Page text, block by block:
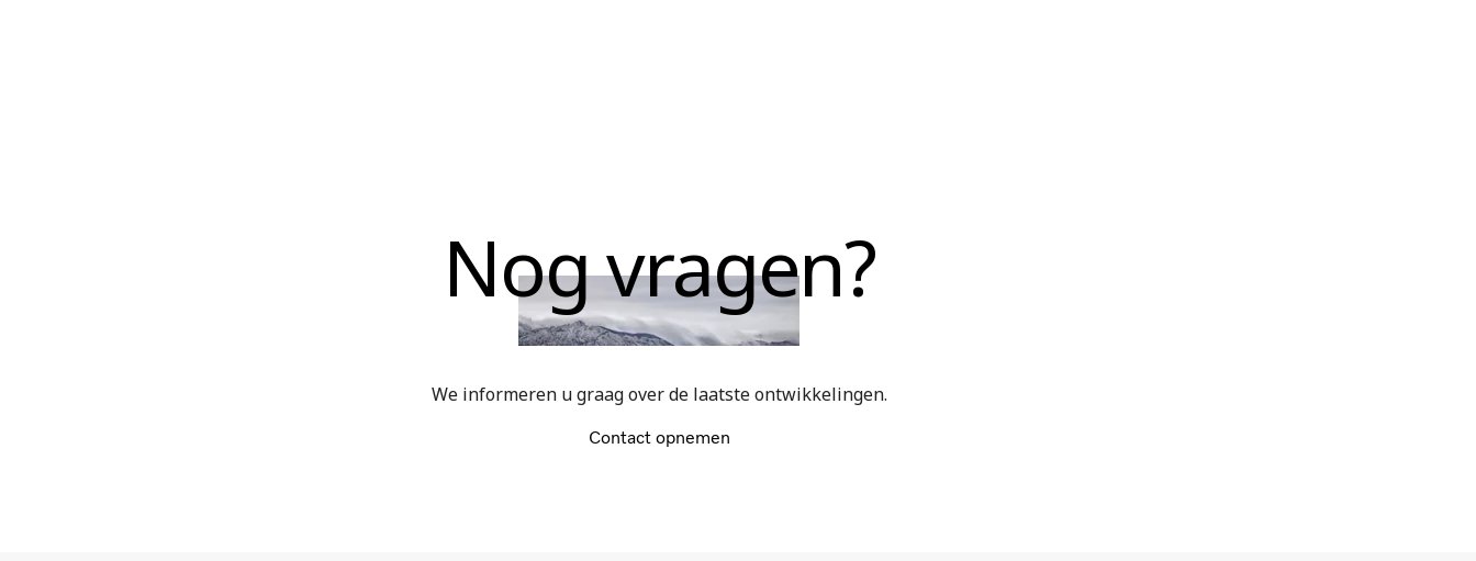
Nog vragen?
We informeren u graag over de laatste ontwikkelingen.
Contact opnemen